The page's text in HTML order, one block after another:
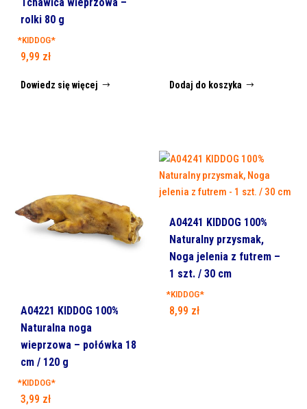
rolki 80 g
*KIDDOG*
9,99 zł
Dowiedz się więcej Dodaj do koszyka
A04221 KIDDOG 100%
Naturalna noga
wieprzowa – połówka 18
cm / 120 g
*KIDDOG*
3,99 zł
A04241 KIDDOG 100%
Naturalny przysmak,
Noga jelenia z futrem –
1 szt. / 30 cm
*KIDDOG*
8,99 zł